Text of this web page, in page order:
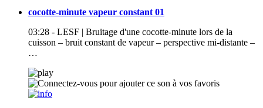
cocotte-minute vapeur constant 01
03:28 - LESF | Bruitage d'une cocotte-minute lors de la
cuisson – bruit constant de vapeur – perspective mi-distante –
…